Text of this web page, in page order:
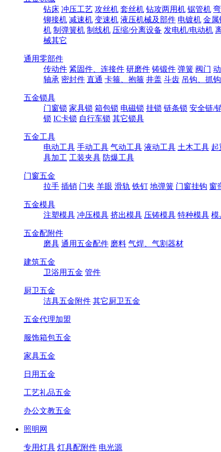
钻床 冲压工艺 攻丝机 套丝机 钻攻两用机 锯管机
铆接机 减速机 变速机 液压机械及部件 电镀机 金属
机 制弹簧机 制线机 压缩/分离设备 发电机/电动机
械其它
通用零部件
传动件 紧固件、连接件 研磨件 铸锻件 弹簧 阀门
轴承 密封件 直通 卡箍、抱箍 井盖 斗齿 吊钩、抓钩
五金锁具
门窗锁 家具锁 箱包锁 电磁锁 挂锁 链条锁 安全链/
锁 IC卡锁 自行车锁 其它锁具
五金工具
电动工具 手动工具 气动工具 液动工具 土木工具 起
具加工 工装夹具 防爆工具
门窗五金
拉手 插销 门夹 羊眼 滑轨 铁钉 地弹簧 门窗挂钩 窗
五金模具
注塑模具 冲压模具 挤出模具 压铸模具 特种模具 模
五金配附件
磨具 通用五金配件 磨料 气焊、气割器材
建筑五金
卫浴用五金 管件
厨卫五金
洁具五金附件 其它厨卫五金
五金代理加盟
服饰箱包五金
家具五金
日用五金
工艺礼品五金
办公文教五金
照明网
专用灯具 灯具配附件 电光源